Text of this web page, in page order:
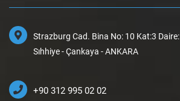
Strazburg Cad. Bina No: 10 Kat:3
Sıhhiye - Çankaya - ANKARA
+90 312 995 02 02